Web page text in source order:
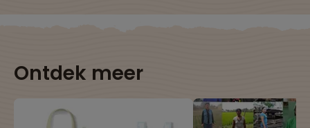
Ontdek meer